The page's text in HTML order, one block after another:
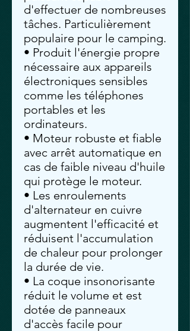
d'effectuer de nombreuses
tâches. Particulièrement
populaire pour le camping.
• Produit l'énergie propre
nécessaire aux appareils
électroniques sensibles
comme les téléphones
portables et les
ordinateurs.
• Moteur robuste et fiable
avec arrêt automatique en
cas de faible niveau d'huile
qui protège le moteur.
• Les enroulements
d'alternateur en cuivre
augmentent l'efficacité et
réduisent l'accumulation
de chaleur pour prolonger
la durée de vie.
• La coque insonorisante
réduit le volume et est
dotée de panneaux
d'accès facile pour